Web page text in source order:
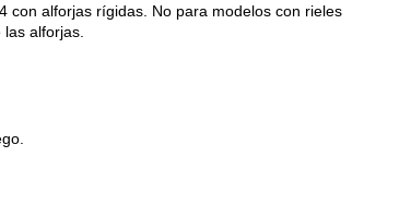
con alforjas rígidas. No para modelos con rieles
alforjas.